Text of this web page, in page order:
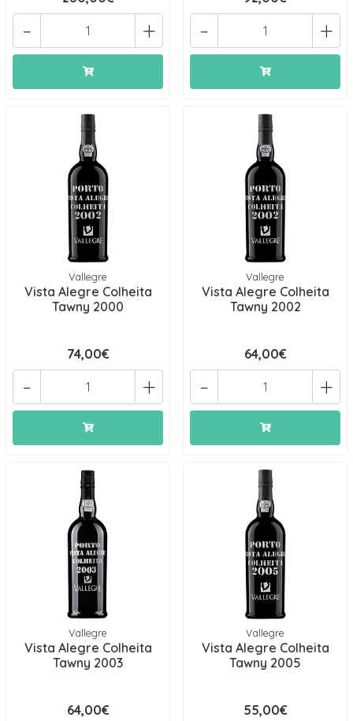
+
- +
-
Vallegre
Vista Alegre Colheita
Tawny 2000
74,00€
+
-
Vallegre
Vista Alegre Colheita
Tawny 2002
64,00€
+
-
Vallegre
Vista Alegre Colheita
Tawny 2003
64,00€
Vallegre
Vista Alegre Colheita
Tawny 2005
55,00€